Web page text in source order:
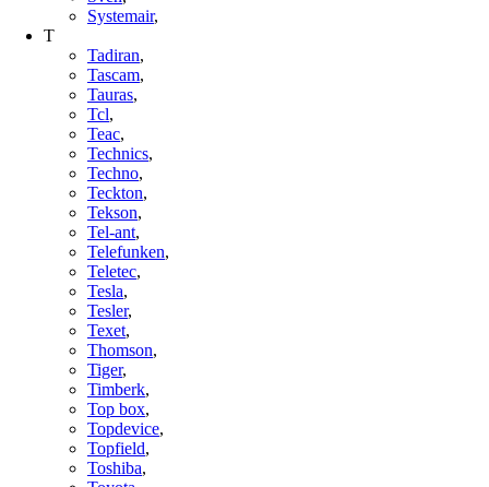
Systemair,
T
Tadiran,
Tascam,
Tauras,
Tcl,
Teac,
Technics,
Techno,
Teckton,
Tekson,
Tel-ant,
Telefunken,
Teletec,
Tesla,
Tesler,
Texet,
Thomson,
Tiger,
Timberk,
Top box,
Topdevice,
Topfield,
Toshiba,